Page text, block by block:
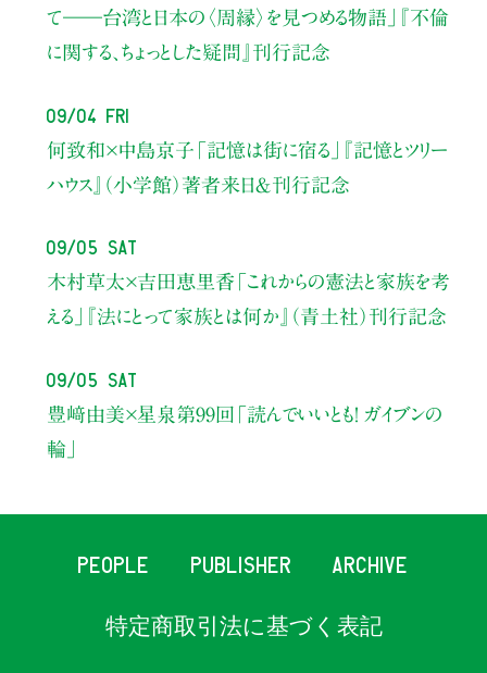
て――台湾と日本の〈周縁〉を見つめる物語」
『不倫
に関する、ちょっとした疑問』刊行記念
09/04 Fri
何致和×中島京子 「記憶は街に宿る」
『記憶とツリー
ハウス』（小学館）著者来日＆刊行記念
09/05 Sat
木村草太×吉田恵里香 「これからの憲法と家族を考
える」
『法にとって家族とは何か』（青土社）刊行記念
09/05 Sat
豊﨑由美×星泉 第99回「読んでいいとも！ ガイブンの
輪」
PEOPLE PUBLISHER ARCHIVE
特定商取引法に基づく表記